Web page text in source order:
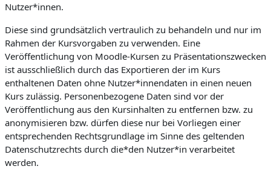
Nutzer*innen.
Diese sind grundsätzlich vertraulich zu behandeln und nur im
Rahmen der Kursvorgaben zu verwenden. Eine
Veröffentlichung von Moodle-Kursen zu Präsentationszwecken
ist ausschließlich durch das Exportieren der im Kurs
enthaltenen Daten ohne Nutzer*innendaten in einen neuen
Kurs zulässig. Personenbezogene Daten sind vor der
Veröffentlichung aus den Kursinhalten zu entfernen bzw. zu
anonymisieren bzw. dürfen diese nur bei Vorliegen einer
entsprechenden Rechtsgrundlage im Sinne des geltenden
Datenschutzrechts durch die*den Nutzer*in verarbeitet
werden.